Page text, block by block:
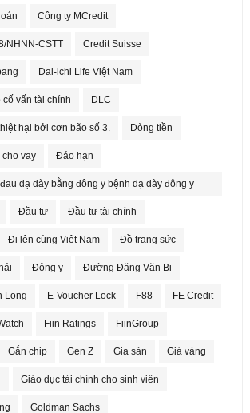
Công ty MCredit
NHNN-CSTT Credit Suisse
Dai-ichi Life Việt Nam
cố vấn tài chính DLC
hại bởi cơn bão số 3. Dòng tiền
cho vay Đáo hạn
dạ dày bằng đông y bệnh dạ dày đông y
Đầu tư Đầu tư tài chính
Đi lên cùng Việt Nam Đồ trang sức
Đông y Đường Đặng Văn Bi
Long E-Voucher Lock F88 FE Credit
Fiin Ratings FiinGroup
Gắn chip Gen Z Gia sản Giá vàng
Giáo dục tài chính cho sinh viên
Goldman Sachs